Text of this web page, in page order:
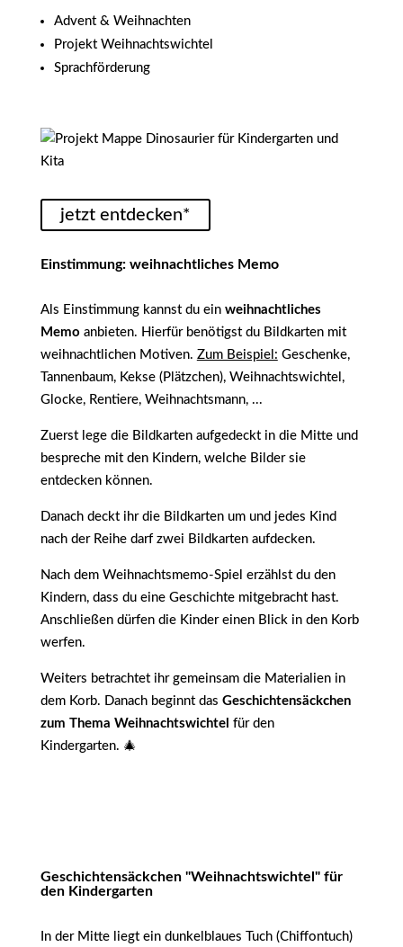
Advent & Weihnachten
Projekt Weihnachtswichtel
Sprachförderung
jetzt entdecken*
Einstimmung: weihnachtliches Memo
Als Einstimmung kannst du ein weihnachtliches
Memo anbieten. Hierfür benötigst du Bildkarten mit
weihnachtlichen Motiven. Zum Beispiel: Geschenke,
Tannenbaum, Kekse (Plätzchen), Weihnachtswichtel,
Glocke, Rentiere, Weihnachtsmann, ...
Zuerst lege die Bildkarten aufgedeckt in die Mitte und
bespreche mit den Kindern, welche Bilder sie
entdecken können.
Danach deckt ihr die Bildkarten um und jedes Kind
nach der Reihe darf zwei Bildkarten aufdecken.
Nach dem Weihnachtsmemo-Spiel erzählst du den
Kindern, dass du eine Geschichte mitgebracht hast.
Anschließen dürfen die Kinder einen Blick in den Korb
werfen.
Weiters betrachtet ihr gemeinsam die Materialien in
dem Korb. Danach beginnt das Geschichtensäckchen
zum Thema Weihnachtswichtel für den
Kindergarten. 🎄
Geschichtensäckchen "Weihnachtswichtel" für
den Kindergarten
In der Mitte liegt ein dunkelblaues Tuch (Chiffontuch)